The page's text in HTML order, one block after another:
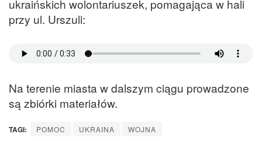
ukraińskich wolontariuszek, pomagająca w hali
przy ul. Urszuli:
Na terenie miasta w dalszym ciągu prowadzone
są zbiórki materiałów.
TAGI: POMOC UKRAINA WOJNA